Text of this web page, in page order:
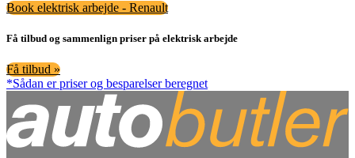
Book elektrisk arbejde - Renault
Få tilbud og sammenlign priser på elektrisk arbejde
Få tilbud »
*Sådan er priser og besparelser beregnet